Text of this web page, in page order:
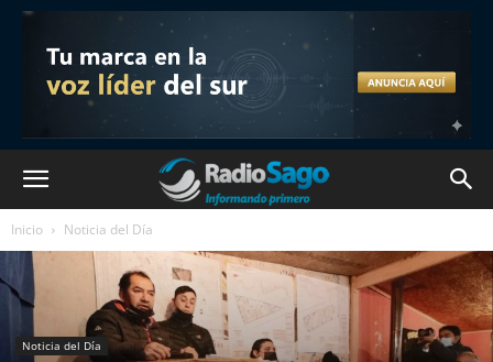
Inicio Noticia del Día
Noticia del Día